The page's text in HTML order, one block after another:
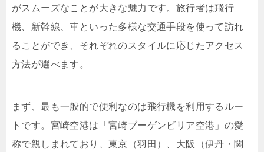
がスムーズなことが大きな魅力です。旅行者は飛行
機、新幹線、車といった多様な交通手段を使って訪れ
ることができ、それぞれのスタイルに応じたアクセス
方法が選べます。
まず、最も一般的で便利なのは飛行機を利用するルー
トです。宮崎空港は「宮崎ブーゲンビリア空港」の愛
称で親しまれており、東京（羽田）、大阪（伊丹・関